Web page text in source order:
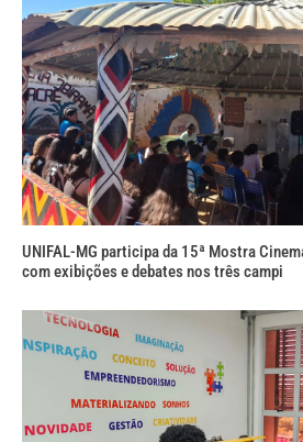
UNIFAL-MG participa da 15ª Mostra
com exibições e debates nos três campi